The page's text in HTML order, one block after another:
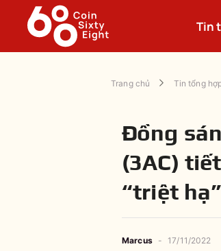
Tin
Trang chủ Tin tổng
Đồng
(3AC)
“triệt
Marcus - 17/11/2022